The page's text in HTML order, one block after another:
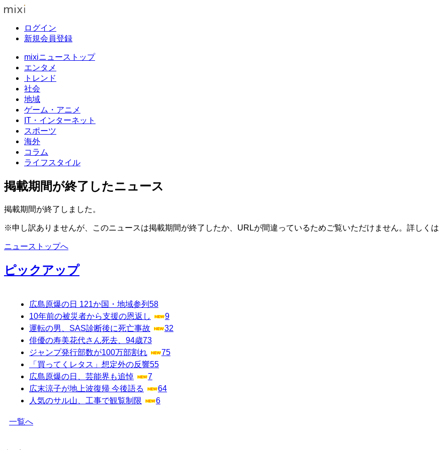
ログイン
新規会員登録
mixiニューストップ
エンタメ
トレンド
社会
地域
ゲーム・アニメ
IT・インターネット
スポーツ
海外
コラム
ライフスタイル
掲載期間が終了したニュース
掲載期間が終了しました。
※申し訳ありませんが、このニュースは掲載期間が終了したか、URLが間違っているためご覧いただけません。詳しくは
ニューストップへ
ピックアップ
広島原爆の日 121か国・地域参列 58
10年前の被災者から支援の恩返し
9
運転の男、SAS診断後に死亡事故
32
俳優の寿美花代さん死去、94歳73
ジャンプ発行部数が100万部割れ
75
「買ってくレタス」想定外の反響55
広島原爆の日、芸能界も追悼
7
広末涼子が地上波復帰 今後語る
64
人気のサル山、工事で観覧制限
6
一覧へ